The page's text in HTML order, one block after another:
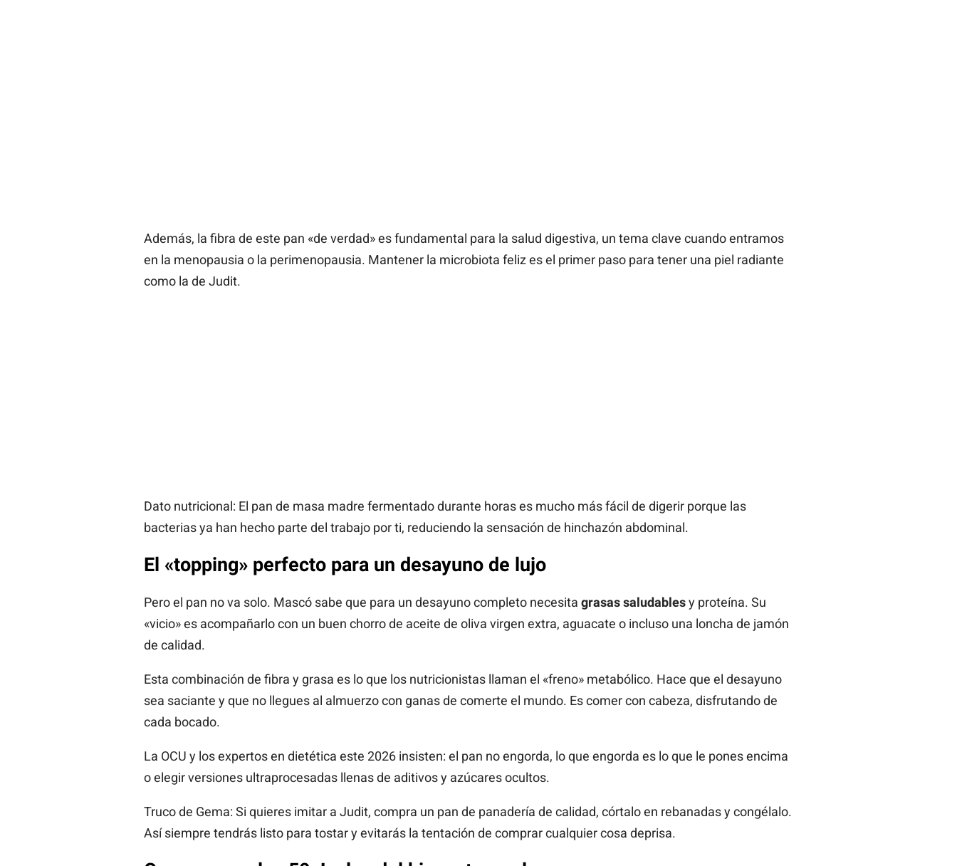
Además, la fibra de este pan «de verdad» es fundamental para la salud digestiva, un tema clave cuando entramos
en la menopausia o la perimenopausia. Mantener la microbiota feliz es el primer paso para tener una piel radiante
como la de Judit.
Dato nutricional: El pan de masa madre fermentado durante horas es mucho más fácil de digerir porque las
bacterias ya han hecho parte del trabajo por ti, reduciendo la sensación de hinchazón abdominal.
El «topping» perfecto para un desayuno de lujo
Pero el pan no va solo. Mascó sabe que para un desayuno completo necesita grasas saludablesy proteína. Su
«vicio» es acompañarlo con un buen chorro de aceite de oliva virgen extra, aguacate o incluso una loncha de jamón
de calidad.
Esta combinación de fibra y grasa es lo que los nutricionistas llaman el «freno» metabólico. Hace que el desayuno
sea saciante y que no llegues al almuerzo con ganas de comerte el mundo. Es comer con cabeza, disfrutando de
cada bocado.
La OCU y los expertos en dietética este 2026 insisten: el pan no engorda, lo que engorda es lo que le pones encima
o elegir versiones ultraprocesadas llenas de aditivos y azúcares ocultos.
Truco de Gema: Si quieres imitar a Judit, compra un pan de panadería de calidad, córtalo en rebanadas y congélalo.
Así siempre tendrás listo para tostar y evitarás la tentación de comprar cualquier cosa deprisa.